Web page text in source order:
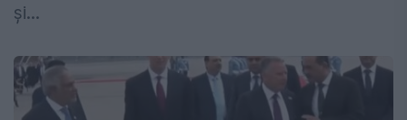
și...